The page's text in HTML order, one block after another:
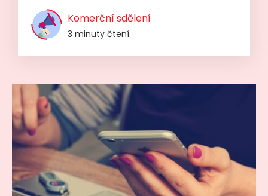
Komerční sdělení
3 minuty čtení